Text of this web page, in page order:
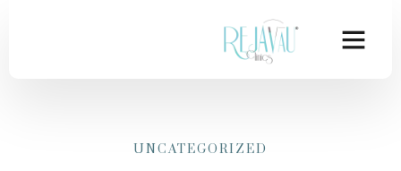
UNCATEGORIZED